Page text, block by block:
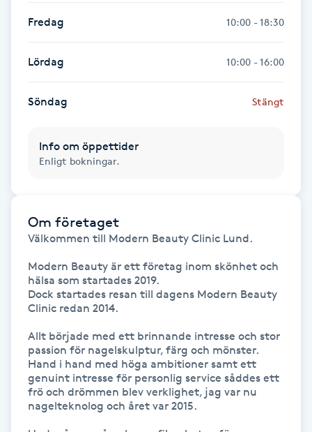
Japansk massage
Katun fransar
Kemisk peeling
Keratinbehandling
Kinesiologi
Kinesisk medicin
Kiropraktik
Klangmassage
Fredag 10:00 - 18:30
Lördag 10:00 - 16:00
Söndag Stängt
Info om öppettider
Enligt bokningar.
Om företaget
Välkommen till Modern Beauty Clinic Lund.
Modern Beauty är ett företag inom skönhet och
hälsa som startades 2019.
Dock startades resan till dagens Modern Beauty
Clinic redan 2014.
Allt började med ett brinnande intresse och stor
passion för nagelskulptur, färg och mönster.
Hand i hand med höga ambitioner samt ett
genuint intresse för personlig service såddes ett
frö och drömmen blev verklighet, jag var nu
nagelteknolog och året var 2015.